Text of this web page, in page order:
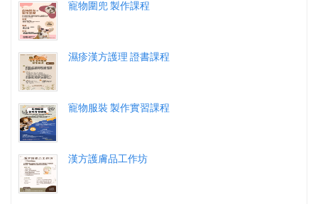
寵物圍兜 製作課程
濕疹漢方護理 證書課程
寵物服裝 製作實習課程
漢方護膚品工作坊